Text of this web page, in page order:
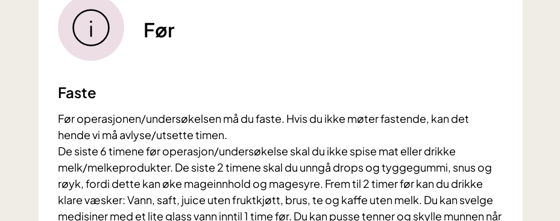
Før
Faste
​Før operasjonen/undersøkelsen må du faste. Hvis du ikke møter fastende, kan det
hende vi må avlyse/utsette timen.
De siste 6 timene før operasjon/undersøkelse skal du ikke spise mat eller drikke
melk/melkeprodukter. De siste 2 timene skal du unngå drops og tyggegummi, snus og
røyk, fordi dette kan øke mageinnhold og magesyre. Frem til 2 timer før kan du drikke
klare væsker: Vann, saft, juice uten fruktkjøtt, brus, te og kaffe uten melk. Du kan svelge
medisiner med et lite glass vann inntil 1 time før. Du kan pusse tenner og skylle munnen når